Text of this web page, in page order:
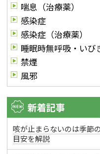
喘息（治療薬）
感染症
感染症（治療薬）
睡眠時無呼吸・いび
禁煙
風邪
新着記事
咳が止まらないのは季節
目安を解説